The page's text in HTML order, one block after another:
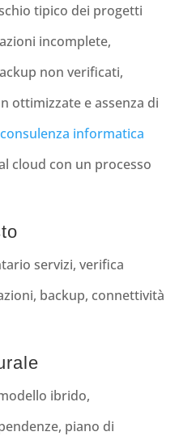
tipico dei progetti
incomplete,
non verificati,
ottimizzate e assenza di
consulenza informatica
cloud con un processo
servizi, verifica
backup, connettività
ibrido,
piano di